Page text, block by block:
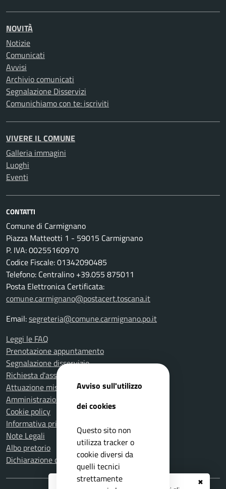
✖
NOVITÀ
Notizie
Comunicati
Avvisi
Archivio comunicati
Segnalazione Disservizi
Comunichiamo con te: iscriviti
VIVERE IL COMUNE
Galleria immagini
Luoghi
Eventi
CONTATTI
Comune di Carmignano
Piazza Matteotti 1 - 59015 Carmignano
P. IVA: 00255160970
Codice Fiscale: 01342090485
Telefono: Centralino +39.055 875011
Posta Elettronica Certificata:
comune.carmignano@postacert.toscana.it
Email:segreteria@comune.carmignano.po.it
Leggi le FAQ
Prenotazione appuntamento
Segnalazione disservizio
Richiesta d'assistenza
Attuazione misure PNRR
Amministrazione trasparente
Cookie policy
Informativa privacy
Note Legali
Albo pretorio
Dichiarazione di accessibilità
Avviso sull'utilizzo
dei cookies
Questo sito non
utilizza tracker o
cookie diversi da
quelli tecnici
strettamente